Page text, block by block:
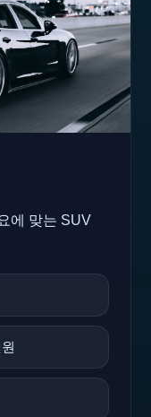
에 맞는 SUV